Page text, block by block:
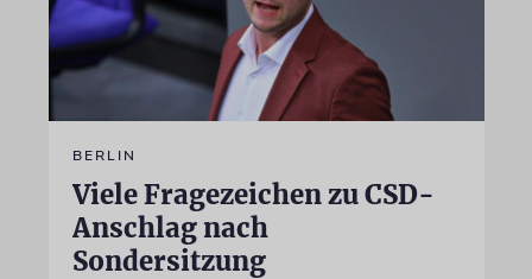
BERLIN
Viele Fragezeichen zu CSD-
Anschlag nach
Sondersitzung